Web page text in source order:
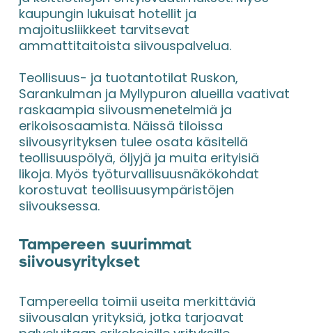
kaupungin lukuisat hotellit ja
majoitusliikkeet tarvitsevat
ammattitaitoista siivouspalvelua.
Teollisuus- ja tuotantotilat Ruskon,
Sarankulman ja Myllypuron alueilla vaativat
raskaampia siivousmenetelmiä ja
erikoisosaamista. Näissä tiloissa
siivousyrityksen tulee osata käsitellä
teollisuuspölyä, öljyjä ja muita erityisiä
likoja. Myös työturvallisuusnäkökohdat
korostuvat teollisuusympäristöjen
siivouksessa.
Tampereen suurimmat
siivousyritykset
Tampereella toimii useita merkittäviä
siivousalan yrityksiä, jotka tarjoavat